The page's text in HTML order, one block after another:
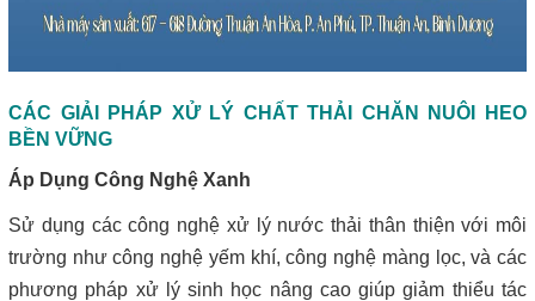
CÁC GIẢI PHÁP XỬ LÝ CHẤT THẢI CHĂN NUÔI HEO
BỀN VỮNG
Áp Dụng Công Nghệ Xanh
Sử dụng các công nghệ xử lý nước thải thân thiện với môi
trường như công nghệ yếm khí, công nghệ màng lọc, và các
phương pháp xử lý sinh học nâng cao giúp giảm thiểu tác